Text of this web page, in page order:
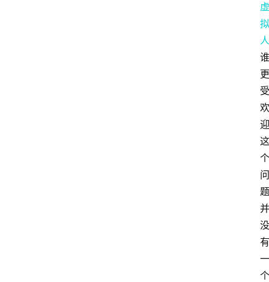
虚
拟
人
谁
更
受
欢
迎
这
个
问
题
并
没
有
一
个